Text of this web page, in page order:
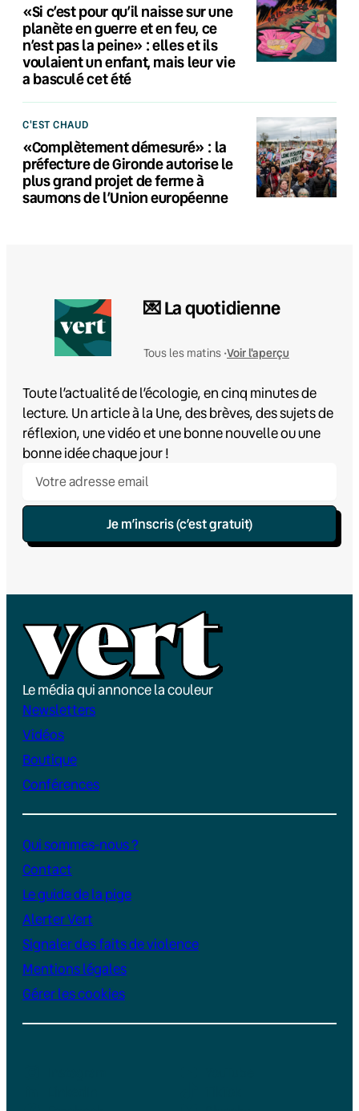
«Si c’est pour qu’il naisse sur une
planète en guerre et en feu, ce
n’est pas la peine» : elles et ils
voulaient un enfant, mais leur vie
a basculé cet été
C'EST CHAUD
«Complètement démesuré» : la
préfecture de Gironde autorise le
plus grand projet de ferme à
saumons de l’Union européenne
💌 La quotidienne
Tous les matins •Voir l'aperçu
Toute l’actualité de l’écologie, en cinq minutes de
lecture. Un article à la Une, des brèves, des sujets de
réflexion, une vidéo et une bonne nouvelle ou une
bonne idée chaque jour !
Je m’inscris (c’est gratuit)
Le média qui annonce la couleur
Newsletters
Vidéos
Boutique
Conférences
Qui sommes-nous ?
Contact
Le guide de la pige
Alerter Vert
Signaler des faits de violence
Mentions légales
Gérer les cookies